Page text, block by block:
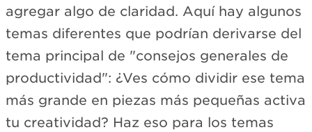
agregar algo de claridad. Aquí hay algunos
temas diferentes que podrían derivarse del
tema principal de "consejos generales de
productividad": ¿Ves cómo dividir ese tema
más grande en piezas más pequeñas activa
tu creatividad? Haz eso para los temas